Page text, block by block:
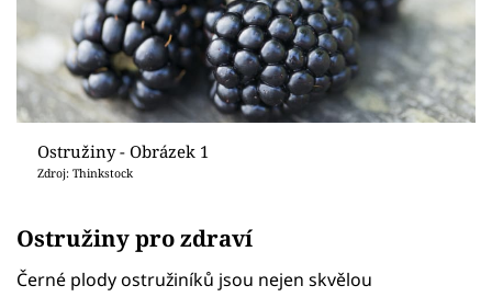
Ostružiny - Obrázek 1
Zdroj: Thinkstock
Ostružiny pro zdraví
Černé plody ostružiníků jsou nejen skvělou